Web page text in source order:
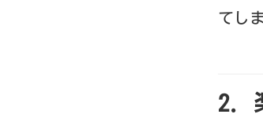
てし
2.